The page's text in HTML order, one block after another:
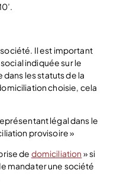
société. Il est important
indiquée sur le
les statuts de la
choisie, cela
légal dans le
provisoire »
de domiciliation » si
mandater une société